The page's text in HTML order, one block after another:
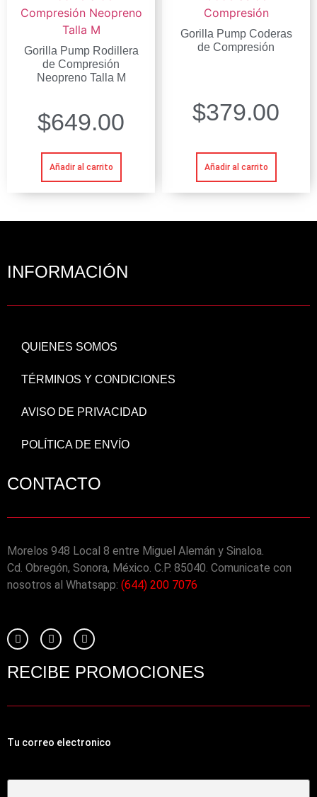
Gorilla Pump Rodillera
de Compresión
Neopreno Talla M
$649.00
Añadir al carrito
Gorilla Pump Coderas
de Compresión
$379.00
Añadir al carrito
INFORMACIÓN
QUIENES SOMOS
TÉRMINOS Y CONDICIONES
AVISO DE PRIVACIDAD
POLÍTICA DE ENVÍO
CONTACTO
Morelos 948 Local 8 entre Miguel Alemán y Sinaloa.
Cd. Obregón, Sonora, México. C.P. 85040. Comunicate con
nosotros al Whatsapp: (644) 200 7076
RECIBE PROMOCIONES
Tu correo electronico